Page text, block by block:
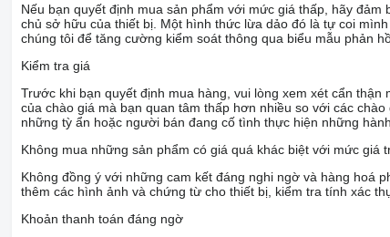
Nếu bạn quyết định mua sản phẩm với mức giá thấp, hãy
chủ sở hữu của thiết bị. Một hình thức lừa dảo đó là tự coi
chúng tôi để tăng cường kiểm soát thông qua biểu mẫu phản
Kiểm tra giá
Trước khi bạn quyết định mua hàng, vui lòng xem xét cẩn
của chào giá mà bạn quan tâm thấp hơn nhiều so với các
những tỳ ẩn hoặc người bán đang cố tình thực hiện những
Không mua những sản phẩm có giá quá khác biệt với mức giá
Không đồng ý với những cam kết đáng nghi ngờ và hàng hoá
thêm các hình ảnh và chứng từ cho thiết bị, kiểm tra tính xác
Khoản thanh toán đáng ngờ